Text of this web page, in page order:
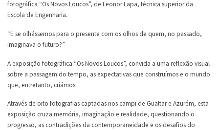
fotográfica “Os Novos Loucos”, de Leonor Lapa, técnica superior da
Escola de Engenharia.
“E se olhássemos para o presente com os olhos de quem, no passado,
imaginava o futuro?”
A exposição fotográfica “Os Novos Loucos”, convida a uma reflexão visual
sobre a passagem do tempo, as expectativas que construímos e o mundo
que, entretanto, criámos.
Através de oito fotografias captadas nos campi de Gualtar e Azurém, esta
exposição cruza memória, imaginação e realidade, questionando o
progresso, as contradições da contemporaneidade e os desafios do